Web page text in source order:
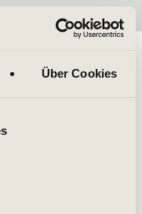
Über Cookies